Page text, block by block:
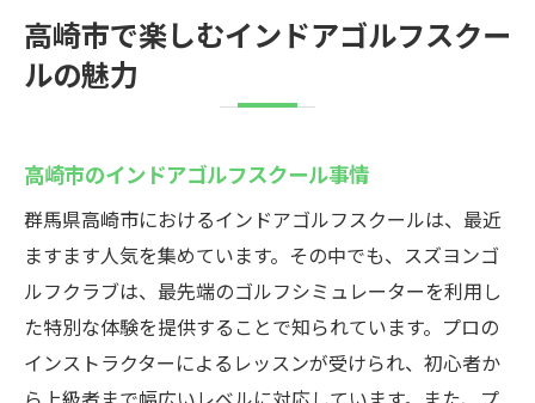
高崎市で楽しむインドアゴルフスクー
ルの魅力
高崎市のインドアゴルフスクール事情
群馬県高崎市におけるインドアゴルフスクールは、最近
ますます人気を集めています。その中でも、スズヨンゴ
ルフクラブは、最先端のゴルフシミュレーターを利用し
た特別な体験を提供することで知られています。プロの
インストラクターによるレッスンが受けられ、初心者か